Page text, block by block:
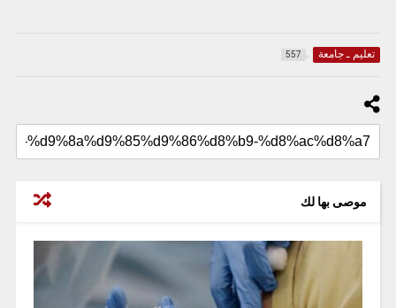
تعليم ـ جامعة 557
موصى بها لك